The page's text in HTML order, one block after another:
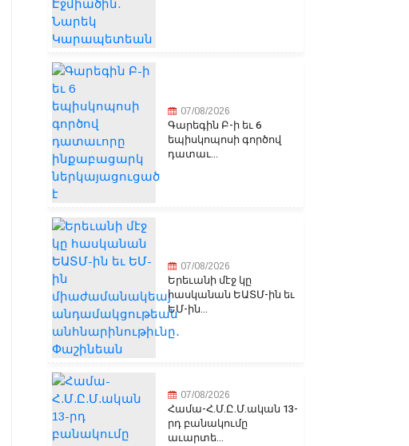
07/08/2026
Գարեգին Բ-ի եւ 6
եպիսկոպոսի գործով
դատաւ...
07/08/2026
Երեւանի մէջ կը
հասկանան ԵԱՏՄ-ին եւ
ԵՄ-ին...
07/08/2026
Համա-Հ.Մ.Ը.Մ.ական 13-
րդ բանակումը
աւարտե...